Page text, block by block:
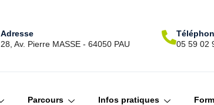
Adresse
28, Av. Pierre MASSE - 64050 PAU
05 59 02
Parcours Infos pratiques